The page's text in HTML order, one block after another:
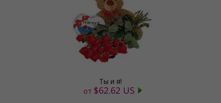
Ты и я!
от $62.62 US